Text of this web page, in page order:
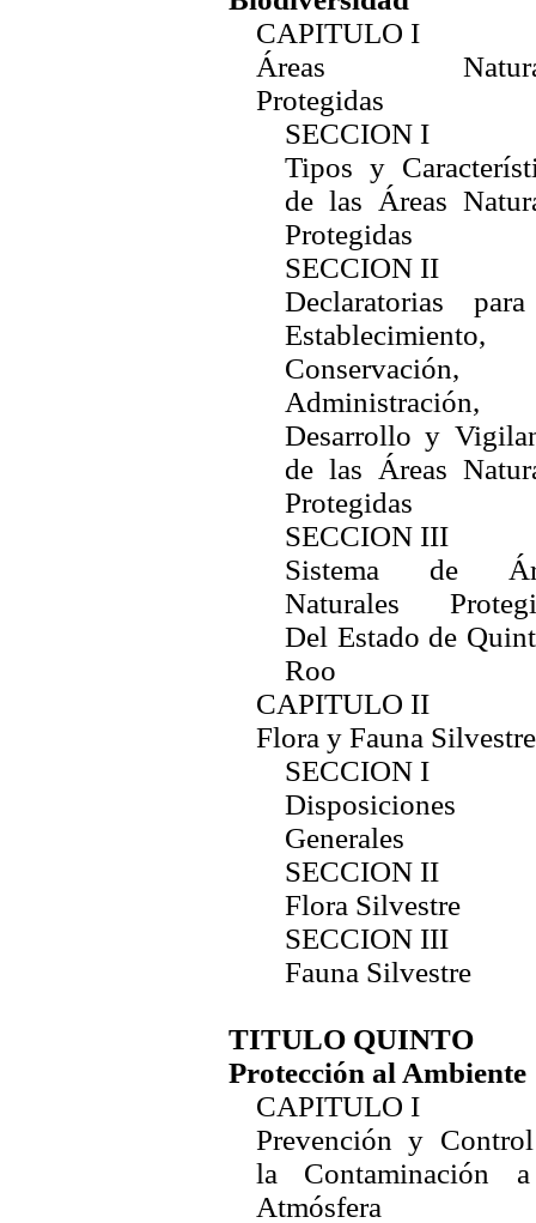
CAPITULO I
Áreas
Protegidas
SECCION I
Tipos y
de las Áreas
Protegidas
SECCION II
Declaratorias
Establecimiento,
Conservación,
Administración,
Desarrollo y
de las Áreas
Protegidas
SECCION III
Sistema de
Naturales
Del Estado de
Roo
CAPITULO II
Flora y Fauna Silvestre
SECCION I
Disposiciones
Generales
SECCION II
Flora Silvestre
SECCION III
Fauna Silvestre
TITULO QUINTO
Protección al Ambiente
CAPITULO I
Prevención y
la Contaminación
Atmósfera